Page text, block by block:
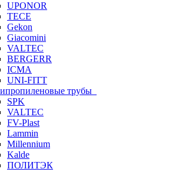
UPONOR
TECE
Gekon
Giacomini
VALTEC
BERGERR
ICMA
UNI-FITT
трубы
SPK
VALTEC
FV-Plast
Lammin
Millennium
Kalde
ПОЛИТЭК